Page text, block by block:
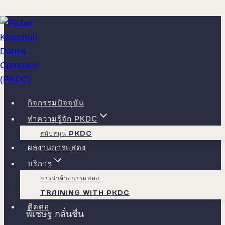
Skip
to
content
กิจกรรมปัจจุบัน
ทำความรู้จัก PKDC
สนับสนุน PKDC
ผลงานการแสดง
บริการ
การว่าจ้างการแสดง
TRAINING WITH PKDC
ติดต่อ
วิสัยทัศน์ทางศิลปะ
พิเชษฐ กลั่นชื่น